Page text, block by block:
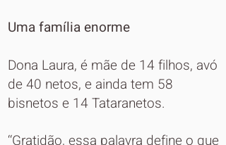
Uma família enorme
Dona Laura, é mãe de 14 filhos, avó
de 40 netos, e ainda tem 58
bisnetos e 14 Tataranetos.
‘‘Gratidão, essa palavra define o que